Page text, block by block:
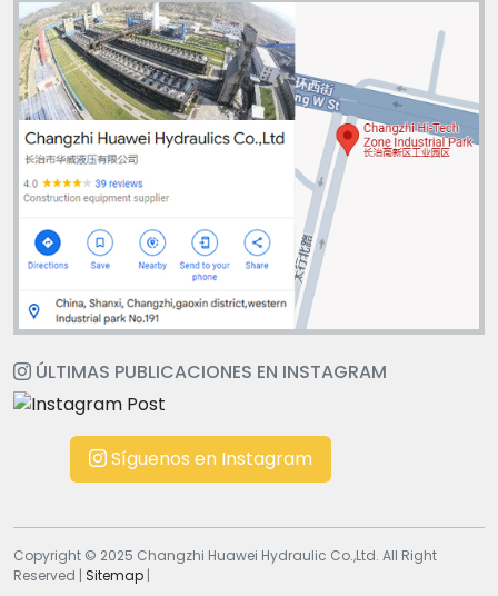
ÚLTIMAS PUBLICACIONES EN INSTAGRAM
Síguenos en Instagram
Copyright © 2025 Changzhi Huawei Hydraulic Co.,Ltd. All Right
Reserved | Sitemap |